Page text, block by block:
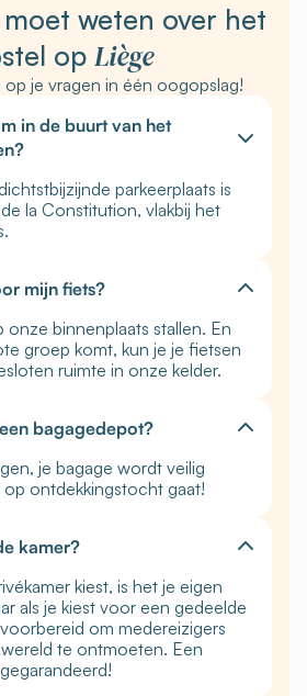
weten over het
op Liège
je vragen in één oogopslag!
in de buurt van het
parkeerplaats is
la Constitution, vlakbij het
mijn fiets?
binnenplaats stallen. En
groep komt, kun je je fietsen
ruimte in onze kelder.
bagagedepot?
je bagage wordt veilig
op ontdekkingstocht gaat!
kamer?
kiest, is het je eigen
als je kiest voor een gedeelde
om medereizigers
te ontmoeten. Een